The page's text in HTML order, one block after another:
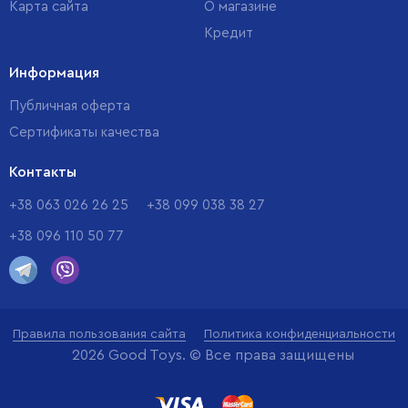
Карта сайта
О магазине
Кредит
Информация
Публичная оферта
Сертификаты качества
Контакты
+38 063 026 26 25 +38 099 038 38 27
+38 096 110 50 77
Правила пользования сайта Политика конфиденциальности
2026 Good Toys. © Все права защищены